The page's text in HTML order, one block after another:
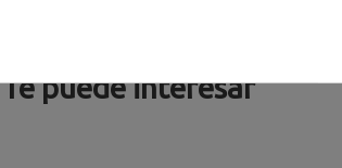
Te puede interesar